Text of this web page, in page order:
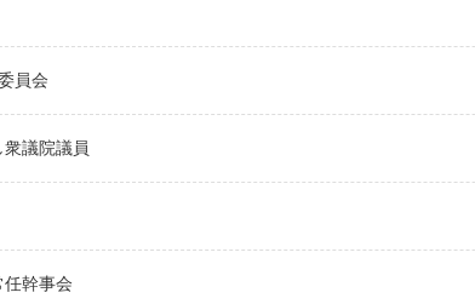
員会
議院議員
幹事会